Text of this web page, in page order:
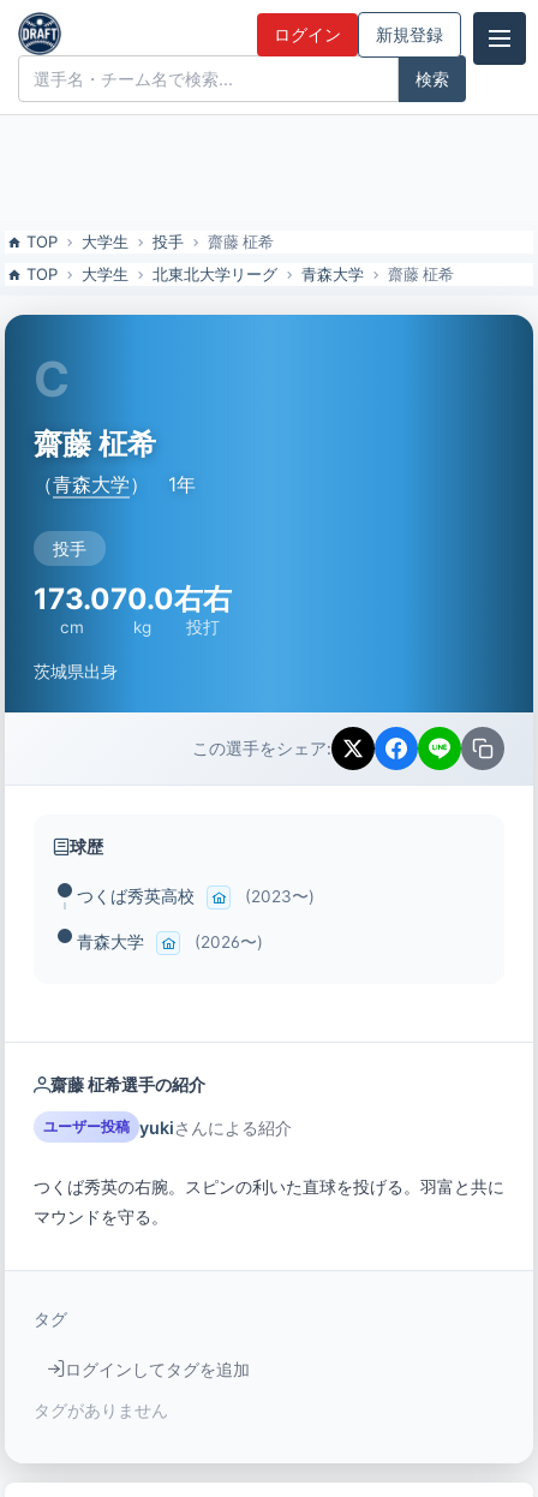
齋藤 柾希（青森大）の特徴とドラフト評価 | ドラフト候補とみんなの
評価
ドラフト候補とみんなの評価 ログイン 新規登録
TOP 大学生 投手
齋藤 柾希
TOP
大学生 北東北大学リーグ 青森大学 齋藤 柾希
C
齋藤 柾希
（青森大学） 1年
投手
173.0
cm
70.0
kg
右右
投打
茨城県出身
この選手をシェア:
球歴
つくば秀英高校 (2023〜)
青森大学 (2026〜)
齋藤 柾希選手の紹介
ユーザー投稿 yukiさんによる紹介
つくば秀英の右腕。スピンの利いた直球を投げる。羽富と共に
マウンドを守る。
タグ
ログインしてタグを追加
タグがありません